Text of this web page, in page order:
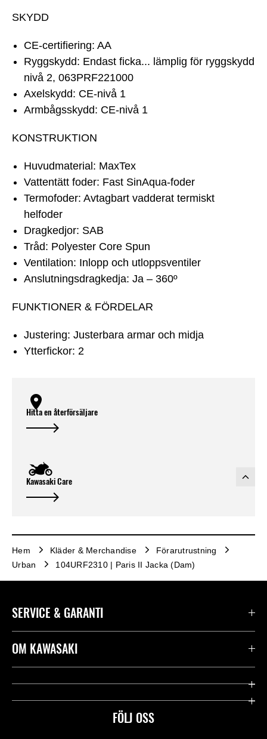
SKYDD
CE-certifiering: AA
Ryggskydd: Endast ficka... lämplig för ryggskydd
nivå 2, 063PRF221000
Axelskydd: CE-nivå 1
Armbågsskydd: CE-nivå 1
KONSTRUKTION
Huvudmaterial: MaxTex
Vattentätt foder: Fast SinAqua-foder
Termofoder: Avtagbart vadderat termiskt
helfoder
Dragkedjor: SAB
Tråd: Polyester Core Spun
Ventilation: Inlopp och utloppsventiler
Anslutningsdragkedja: Ja – 360º
FUNKTIONER & FÖRDELAR
Justering: Justerbara armar och midja
Ytterfickor: 2
Hitta en återförsäljare
Kawasaki Care
Hem Kläder & Merchandise
Förarutrustning
Urban
104URF2310 | Paris II Jacka (Dam)
FÖLJ OSS
SERVICE & GARANTI
Kontakta oss
Användbara länkar
OM KAWASAKI
Företag